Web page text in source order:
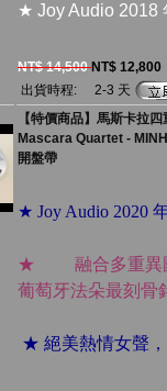
★ Joy Audio 2018
NT$ 14,500NT$ 12,800
出貨時程:
2-3 天
【特價商品】馬斯卡拉
Mascara Quartet -
開盤帶
★ Joy Audio 2020
★ 融合多重異國
葡萄牙法朵最刻骨
★ 絕美熱情女聲